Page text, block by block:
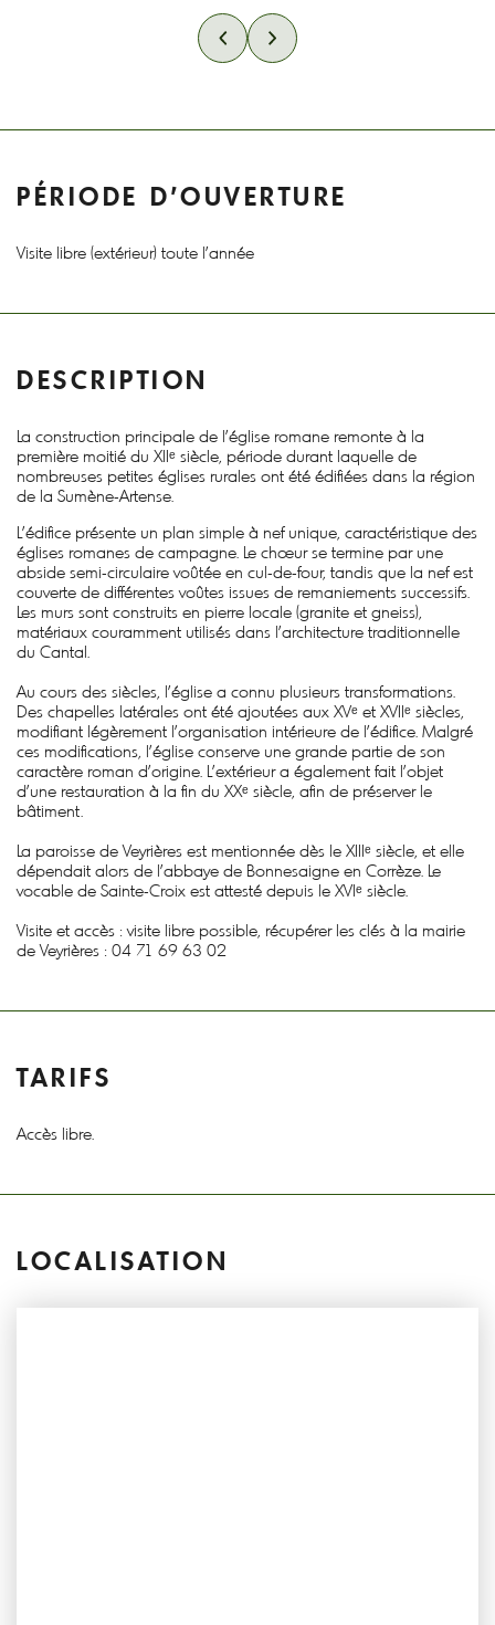
PÉRIODE D'OUVERTURE
Visite libre (extérieur) toute l'année
DESCRIPTION
La construction principale de l’église romane remonte à la
première moitié du XIIᵉ siècle, période durant laquelle de
nombreuses petites églises rurales ont été édifiées dans la région
de la Sumène-Artense.
L’édifice présente un plan simple à nef unique, caractéristique des
églises romanes de campagne. Le chœur se termine par une
abside semi-circulaire voûtée en cul-de-four, tandis que la nef est
couverte de différentes voûtes issues de remaniements successifs.
Les murs sont construits en pierre locale (granite et gneiss),
matériaux couramment utilisés dans l’architecture traditionnelle
du Cantal.
Au cours des siècles, l’église a connu plusieurs transformations.
Des chapelles latérales ont été ajoutées aux XVᵉ et XVIIᵉ siècles,
modifiant légèrement l’organisation intérieure de l’édifice. Malgré
ces modifications, l’église conserve une grande partie de son
caractère roman d’origine. L’extérieur a également fait l’objet
d’une restauration à la fin du XXᵉ siècle, afin de préserver le
bâtiment.
La paroisse de Veyrières est mentionnée dès le XIIIᵉ siècle, et elle
dépendait alors de l’abbaye de Bonnesaigne en Corrèze. Le
vocable de Sainte-Croix est attesté depuis le XVIᵉ siècle.
Visite et accès : visite libre possible, récupérer les clés à la mairie
de Veyrières : 04 71 69 63 02
TARIFS
Accès libre.
LOCALISATION